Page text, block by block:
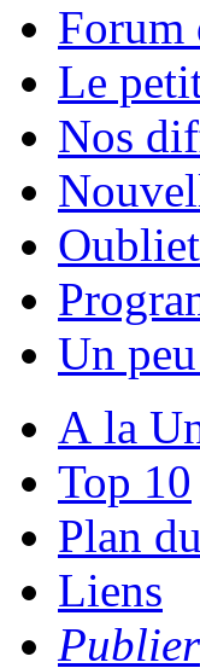
Forum
Le
Nos
Un
A la
Top 10
Plan
Liens
Publier